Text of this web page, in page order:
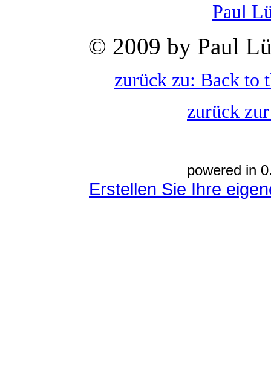
Paul
© 2009 by Paul
zurück zu: Back to
zurück
powered in
Erstellen Sie Ihre